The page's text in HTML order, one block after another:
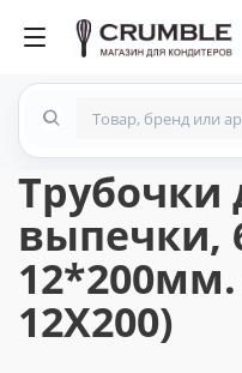
Трубочки
выпечки,
12*200мм.
12X200)